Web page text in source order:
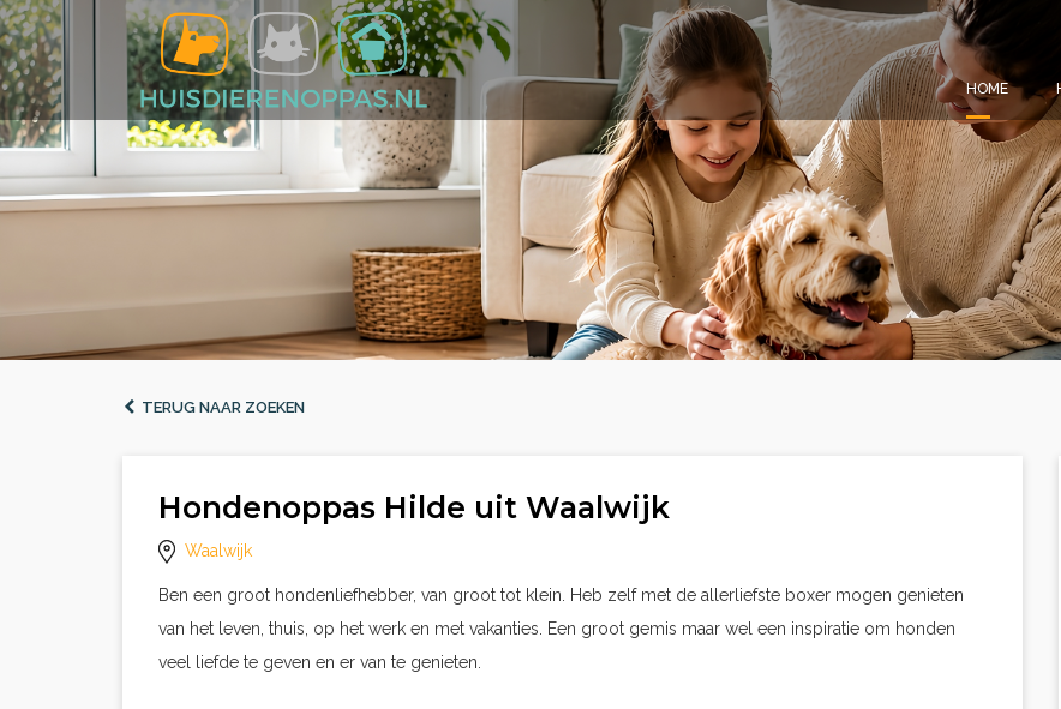
HOME
TERUG NAAR ZOEKEN
Hondenoppas Hilde uit Waalwijk
Waalwijk
Ben een groot hondenliefhebber, van groot tot klein. Heb zelf met de allerliefste boxer mogen genieten
van het leven, thuis, op het werk en met vakanties. Een groot gemis maar wel een inspiratie om honden
veel liefde te geven en er van te genieten.